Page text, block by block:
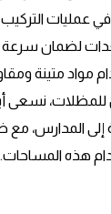
في عمليات
لضمان سرعة
مواد متينة
نسعى
المدارس، مع
هذه المساحات.